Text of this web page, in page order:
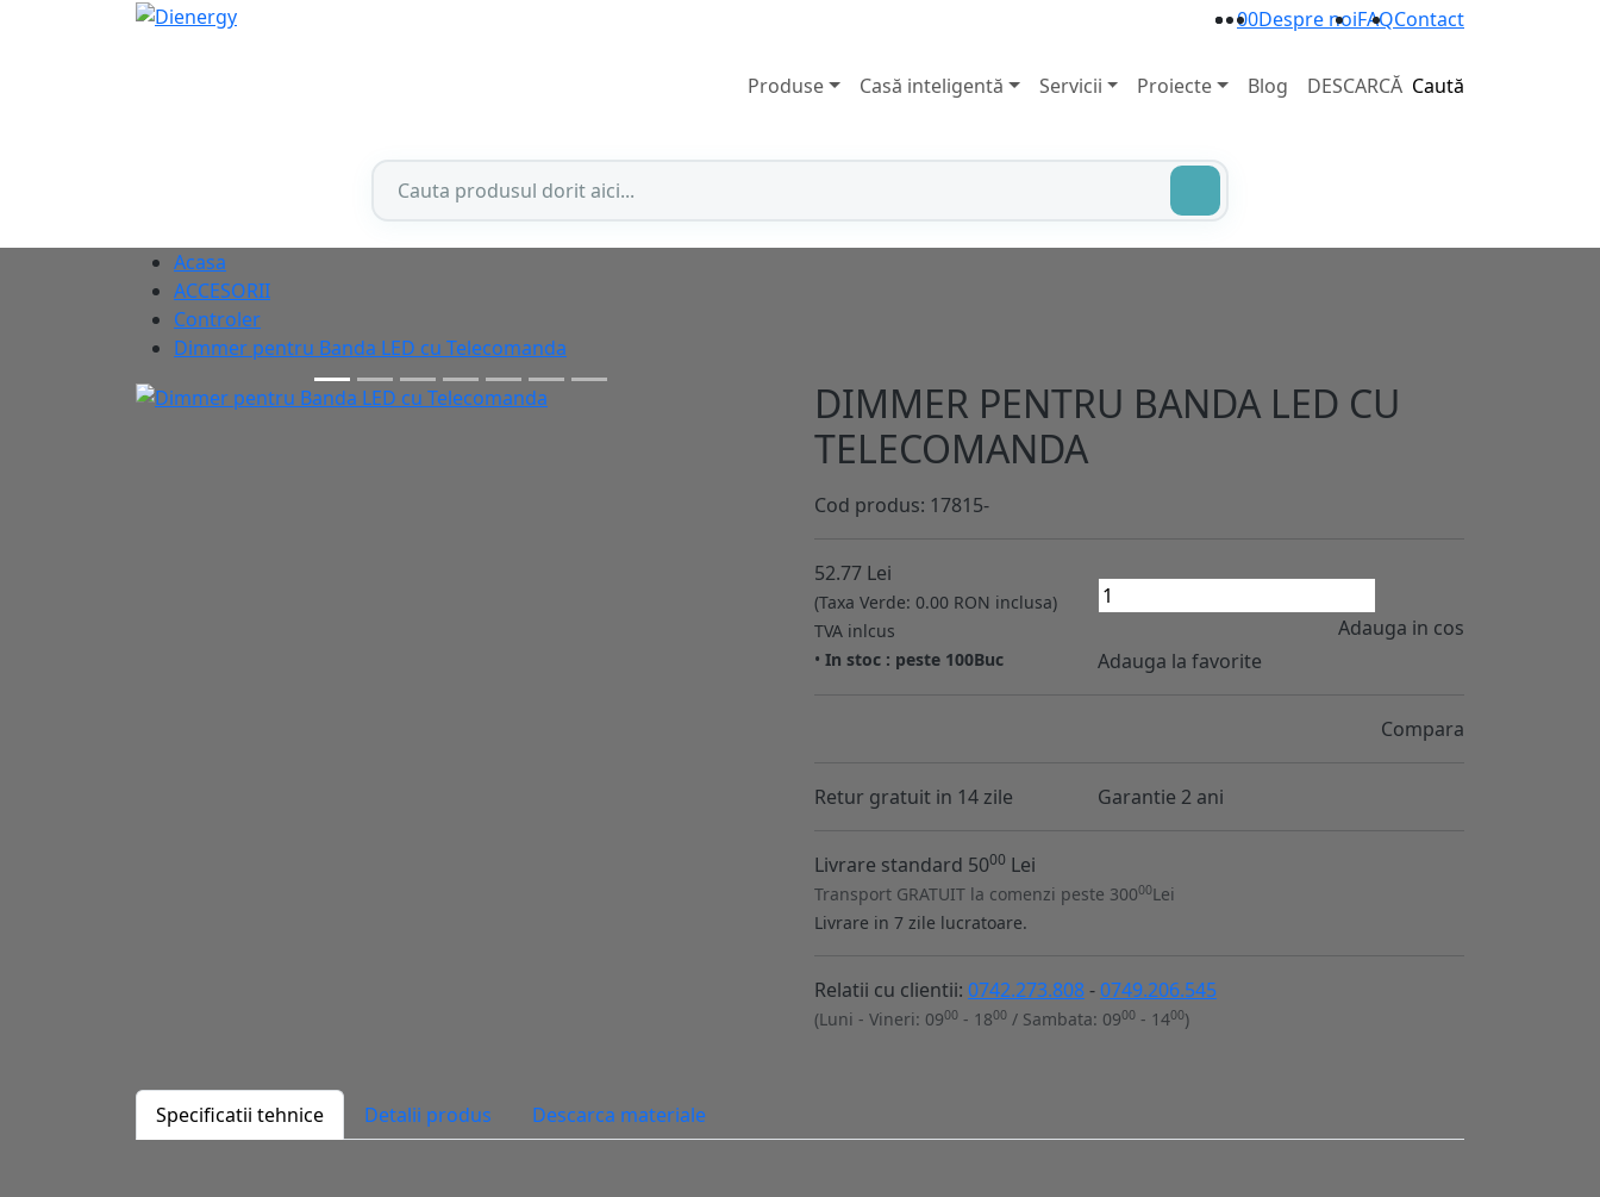
00Despre noiFAQContact
Produse Casă inteligentă Servicii Proiecte Blog DESCARCĂ Caută
Acasa
ACCESORII
Controler
Dimmer pentru Banda LED cu Telecomanda
DIMMER PENTRU BANDA LED CU
TELECOMANDA
Cod produs: 17815-
52.77 Lei
(Taxa Verde: 0.00 RON inclusa)
TVA inlcus
• In stoc : peste 100Buc
Adauga in cos
Adauga la favorite
Compara
Retur gratuit in 14 zile Garantie 2 ani
Livrare standard 5000 Lei
Transport GRATUIT la comenzi peste 30000Lei
Livrare in 7 zile lucratoare.
Relatii cu clientii: 0742.273.808-0749.206.545
(Luni - Vineri: 0900 - 1800 / Sambata: 0900 - 1400)
Specificatii tehnice Detalii produs Descarca materiale